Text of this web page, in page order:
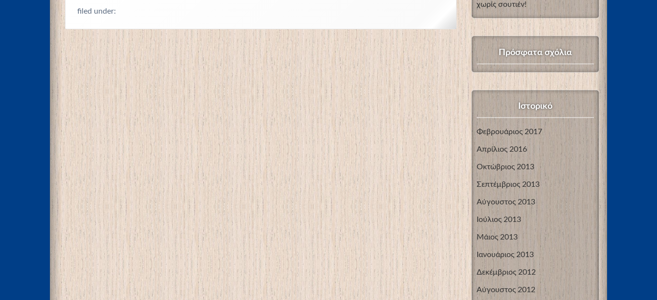
filed under:
χωρίς σουτιέν!
Πρόσφατα σχόλια
Ιστορικό
Φεβρουάριος 2017
Απρίλιος 2016
Οκτώβριος 2013
Σεπτέμβριος 2013
Αύγουστος 2013
Ιούλιος 2013
Μάιος 2013
Ιανουάριος 2013
Δεκέμβριος 2012
Αύγουστος 2012